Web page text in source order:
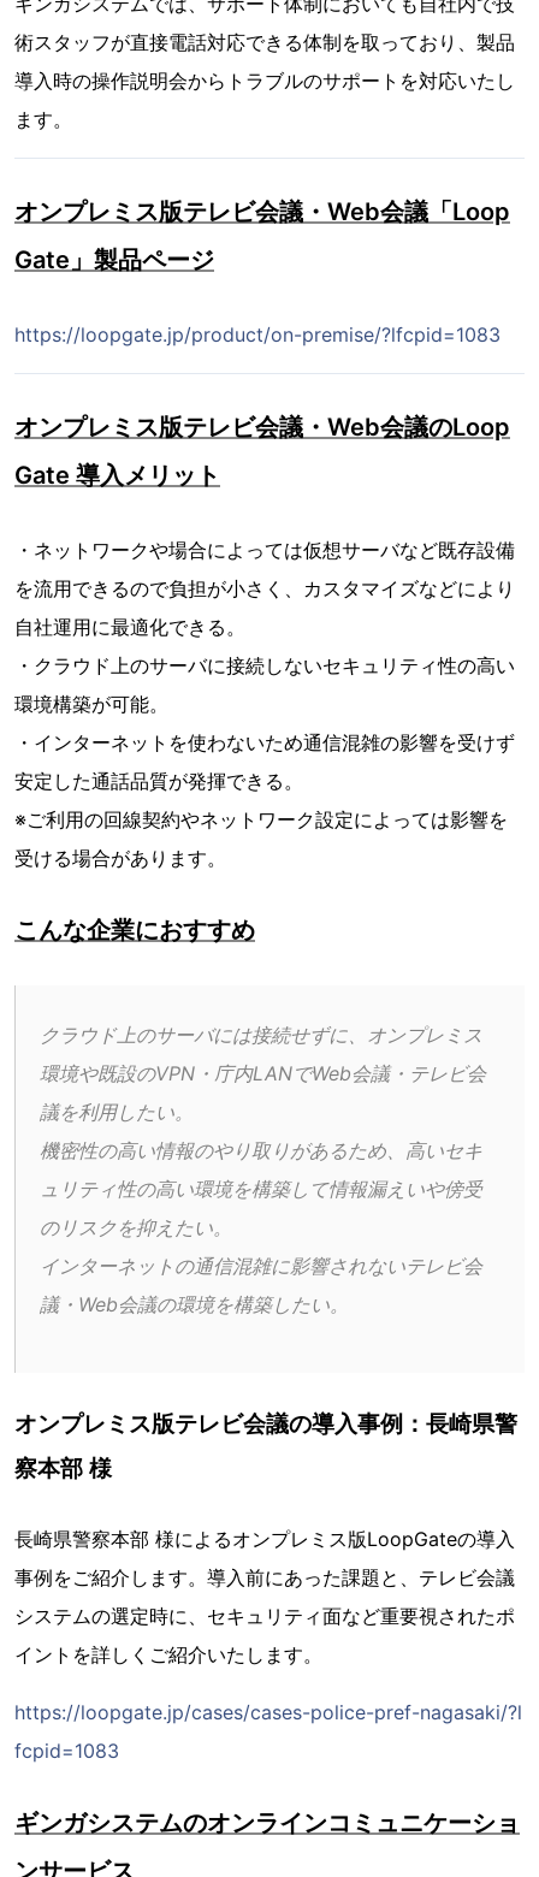
術スタッフが直接電話対応できる体制を取っており、製品
導入時の操作説明会からトラブルのサポートを対応いたし
ます。
オンプレミス版テレビ会議・Web会議「Loop
Gate」製品ページ
https://loopgate.jp/product/on-premise/?lfcpid=1083
オンプレミス版テレビ会議・Web会議のLoop
Gate 導入メリット
・ネットワークや場合によっては仮想サーバなど既存設備
を流用できるので負担が小さく、カスタマイズなどにより
自社運用に最適化できる。
・クラウド上のサーバに接続しないセキュリティ性の高い
環境構築が可能。
・インターネットを使わないため通信混雑の影響を受けず
安定した通話品質が発揮できる。
※ご利用の回線契約やネットワーク設定によっては影響を
受ける場合があります。
こんな企業におすすめ
クラウド上のサーバには接続せずに、オンプレミス
環境や既設のVPN・庁内LANでWeb会議・テレビ会
議を利用したい。
機密性の高い情報のやり取りがあるため、高いセキ
ュリティ性の高い環境を構築して情報漏えいや傍受
のリスクを抑えたい。
インターネットの通信混雑に影響されないテレビ会
議・Web会議の環境を構築したい。
オンプレミス版テレビ会議の導入事例：長崎県警
察本部 様
長崎県警察本部 様によるオンプレミス版LoopGateの導入
事例をご紹介します。導入前にあった課題と、テレビ会議
システムの選定時に、セキュリティ面など重要視されたポ
イントを詳しくご紹介いたします。
https://loopgate.jp/cases/cases-police-pref-nagasaki/?l
fcpid=1083
ギンガシステムのオンラインコミュニケーショ